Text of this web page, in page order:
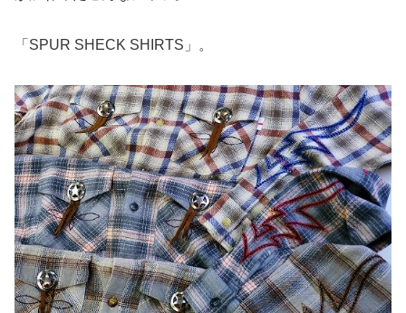
「SPUR SHECK SHIRTS」。